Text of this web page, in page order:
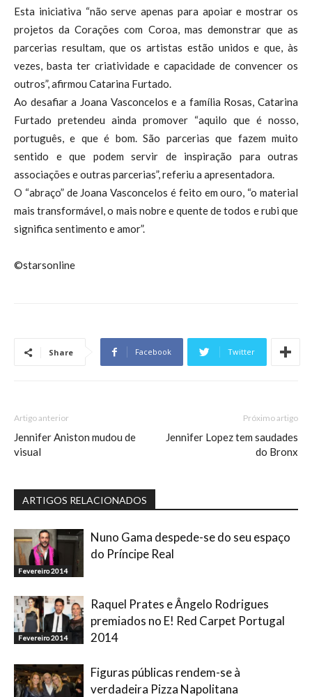
Esta iniciativa “não serve apenas para apoiar e mostrar os
projetos da Corações com Coroa, mas demonstrar que as
parcerias resultam, que os artistas estão unidos e que, às
vezes, basta ter criatividade e capacidade de convencer os
outros”, afirmou Catarina Furtado.
Ao desafiar a Joana Vasconcelos e a família Rosas, Catarina
Furtado pretendeu ainda promover “aquilo que é nosso,
português, e que é bom. São parcerias que fazem muito
sentido e que podem servir de inspiração para outras
associações e outras parcerias”, referiu a apresentadora.
O “abraço” de Joana Vasconcelos é feito em ouro, “o material
mais transformável, o mais nobre e quente de todos e rubi que
significa sentimento e amor”.
©starsonline
Share Facebook Twitter
Artigo anterior
Jennifer Aniston mudou de
visual
Próximo artigo
Jennifer Lopez tem saudades
do Bronx
ARTIGOS RELACIONADOS
Fevereiro 2014
Nuno Gama despede-se do seu espaço
do Príncipe Real
Fevereiro 2014
Raquel Prates e Ângelo Rodrigues
premiados no E! Red Carpet Portugal
2014
Figuras públicas rendem-se à
verdadeira Pizza Napolitana